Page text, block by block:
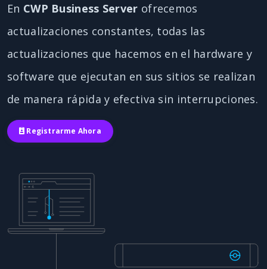
En CWP Business Server ofrecemos
actualizaciones constantes, todas las
actualizaciones que hacemos en el hardware y
software que ejecutan en sus sitios se realizan
de manera rápida y efectiva sin interrupciones.
Registrarme Ahora